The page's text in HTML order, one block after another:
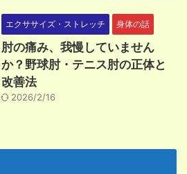
エクササイズ・ストレッチ 身体の話
肘の痛み、我慢していません
か？野球肘・テニス肘の正体と
改善法
2026/2/16